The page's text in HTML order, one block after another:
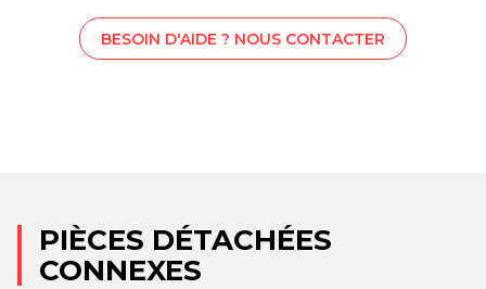
BESOIN D'AIDE ? NOUS CONTACTER
PIÈCES DÉTACHÉES
CONNEXES